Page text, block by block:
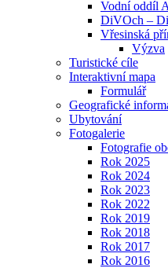
Vodní oddíl
DiVOch –
Vřesinská
Výzva
Turistické cíle
Interaktivní mapa
Formulář
Geografické
Ubytování
Fotogalerie
Fotografie
Rok 2025
Rok 2024
Rok 2023
Rok 2022
Rok 2019
Rok 2018
Rok 2017
Rok 2016